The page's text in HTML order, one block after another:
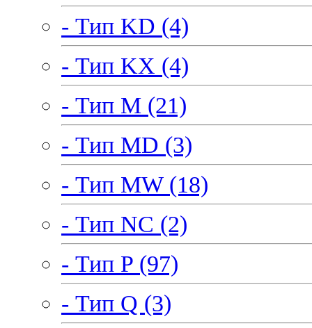
- Тип KD (4)
- Тип KX (4)
- Тип M (21)
- Тип MD (3)
- Тип MW (18)
- Тип NC (2)
- Тип P (97)
- Тип Q (3)